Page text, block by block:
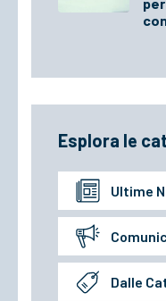
Esplora le
Ultime
Dalle